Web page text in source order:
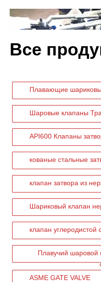
2026-06-17
J-VALVES производитель
Все
Плавающие
Шаровые клапаны
API600 Клапаны
кованые стальные
клапан затвора из
Шариковый клапан
клапан углеродистой
Плавучий
ASME GATE VALVE